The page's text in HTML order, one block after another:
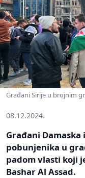
Građani Sirije u brojnim
08.12.2024.
Građani Damaska
pobunjenika u
padom vlasti koji
Bashar Al Assad.